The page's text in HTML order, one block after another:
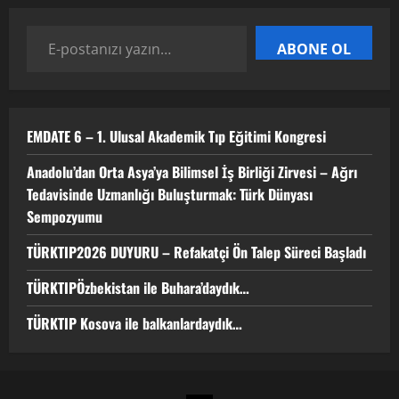
TÜRKTIPÖzbekistan ile Buhara’daydık…
TÜRKTIP Kosova ile balkanlardaydık…
8 Nisan 2026
ABONE OL
EMDATE 6 – 1. Ulusal Akademik Tıp Eğitimi Kongresi
Anadolu’dan Orta Asya’ya Bilimsel İş Birliği Zirvesi – Ağrı
Tedavisinde Uzmanlığı Buluşturmak: Türk Dünyası
Sempozyumu
TÜRKTIP2026 DUYURU – Refakatçi Ön Talep Süreci Başladı
TÜRKTIPÖzbekistan ile Buhara’daydık…
TÜRKTIP Kosova ile balkanlardaydık…